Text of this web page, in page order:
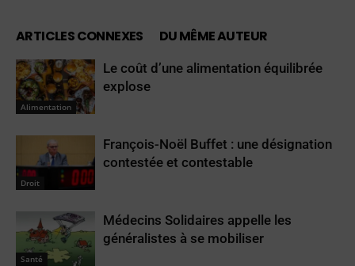
ARTICLES CONNEXES DU MÊME AUTEUR
Alimentation
Le coût d’une alimentation équilibrée
explose
Droit
François-Noël Buffet : une désignation
contestée et contestable
Santé
Médecins Solidaires appelle les
généralistes à se mobiliser